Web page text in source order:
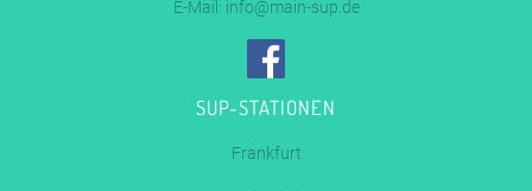
E-Mail: info@main-sup.de
SUP-STATIONEN
Frankfurt